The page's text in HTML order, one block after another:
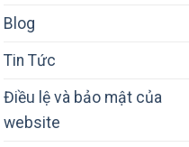
Blog
Tin Tức
Điều lệ và bảo mật của
website